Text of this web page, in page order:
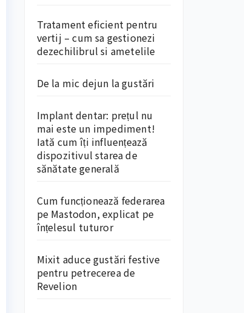
Tratament eficient pentru
vertij – cum sa gestionezi
dezechilibrul si ametelile
De la mic dejun la gustări
Implant dentar: prețul nu
mai este un impediment!
Iată cum îți influențează
dispozitivul starea de
sănătate generală
Cum funcționează federarea
pe Mastodon, explicat pe
înțelesul tuturor
Mixit aduce gustări festive
pentru petrecerea de
Revelion